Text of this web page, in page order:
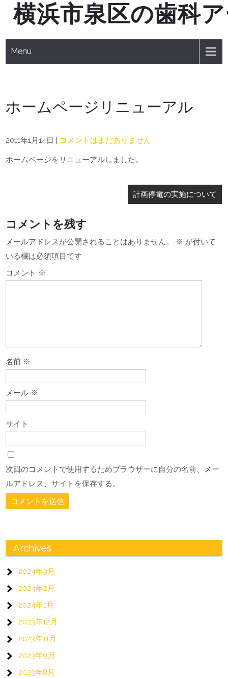
Skip横浜市泉区の歯科
Menu
ホームページリニューアル
2011年1月14日 | コメントはまだありません
ホームページをリニューアルしました。
ナ
ビ
ゲ
ー
計画停電の実施について
コメントを残す
メールアドレスが公開されることはありません。 ※ が付いて
いる欄は必須項目です
コメント ※
名前 ※
メール ※
サイト
次回のコメントで使用するためブラウザーに自分の名前、メー
ルアドレス、サイトを保存する。
Archives
2024年3月
2024年2月
2024年1月
2023年12月
2023年11月
2023年9月
2023年8月